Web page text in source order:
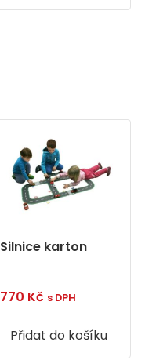
Silnice karton
770 Kč s DPH
Přidat do košíku